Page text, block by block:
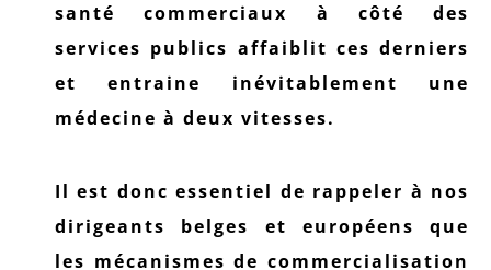
santé commerciaux à côté des
services publics affaiblit ces derniers
et entraine inévitablement une
médecine à deux vitesses.
Il est donc essentiel de rappeler à nos
dirigeants belges et européens que
les mécanismes de commercialisation